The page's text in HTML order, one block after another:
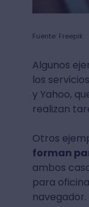
Fuente: Freepik
Algunos
los
y Yahoo,
realizan
Otros
forman
ambos
para